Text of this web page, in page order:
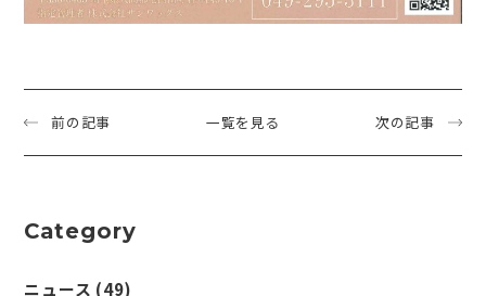
前の記事 一覧を見る 次の記事
Category
ニュース (49)